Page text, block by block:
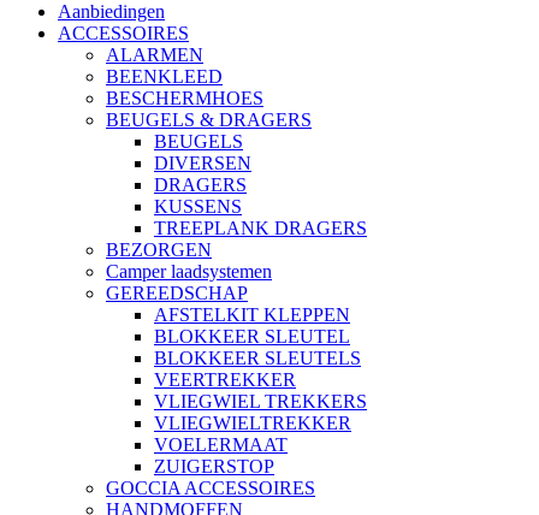
Aanbiedingen
ACCESSOIRES
ALARMEN
BEENKLEED
BESCHERMHOES
BEUGELS & DRAGERS
BEUGELS
DIVERSEN
DRAGERS
KUSSENS
TREEPLANK DRAGERS
BEZORGEN
Camper laadsystemen
GEREEDSCHAP
AFSTELKIT KLEPPEN
BLOKKEER SLEUTEL
BLOKKEER SLEUTELS
VEERTREKKER
VLIEGWIEL TREKKERS
VLIEGWIELTREKKER
VOELERMAAT
ZUIGERSTOP
GOCCIA ACCESSOIRES
HANDMOFFEN